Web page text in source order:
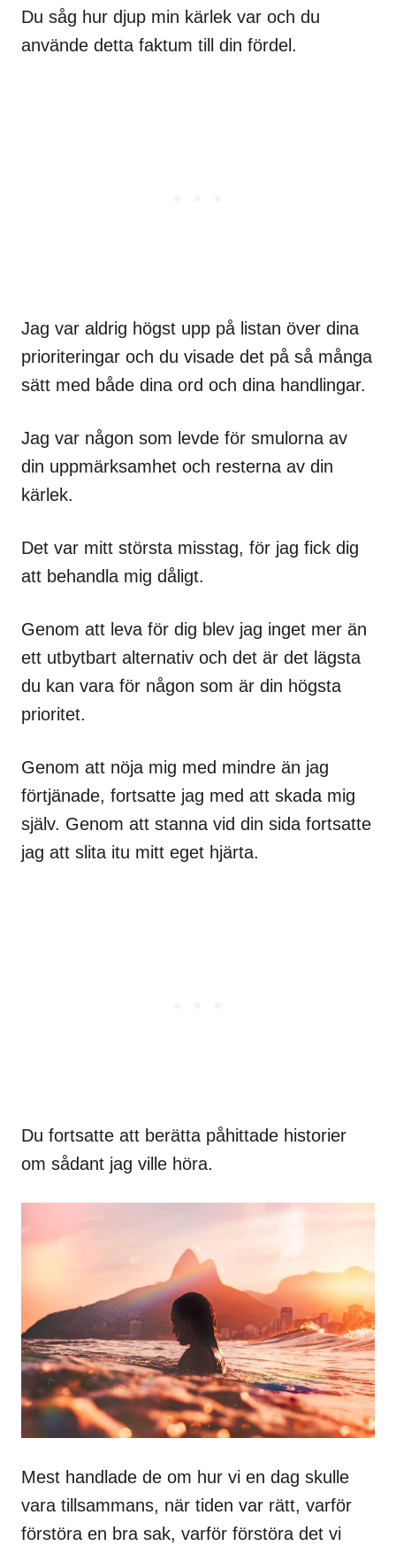
Du såg hur djup min kärlek var och du
använde detta faktum till din fördel.
Jag var aldrig högst upp på listan över dina
prioriteringar och du visade det på så många
sätt med både dina ord och dina handlingar.
Jag var någon som levde för smulorna av
din uppmärksamhet och resterna av din
kärlek.
Det var mitt största misstag, för jag fick dig
att behandla mig dåligt.
Genom att leva för dig blev jag inget mer än
ett utbytbart alternativ och det är det lägsta
du kan vara för någon som är din högsta
prioritet.
Genom att nöja mig med mindre än jag
förtjänade, fortsatte jag med att skada mig
själv. Genom att stanna vid din sida fortsatte
jag att slita itu mitt eget hjärta.
Du fortsatte att berätta påhittade historier
om sådant jag ville höra.
Mest handlade de om hur vi en dag skulle
vara tillsammans, när tiden var rätt, varför
förstöra en bra sak, varför förstöra det vi